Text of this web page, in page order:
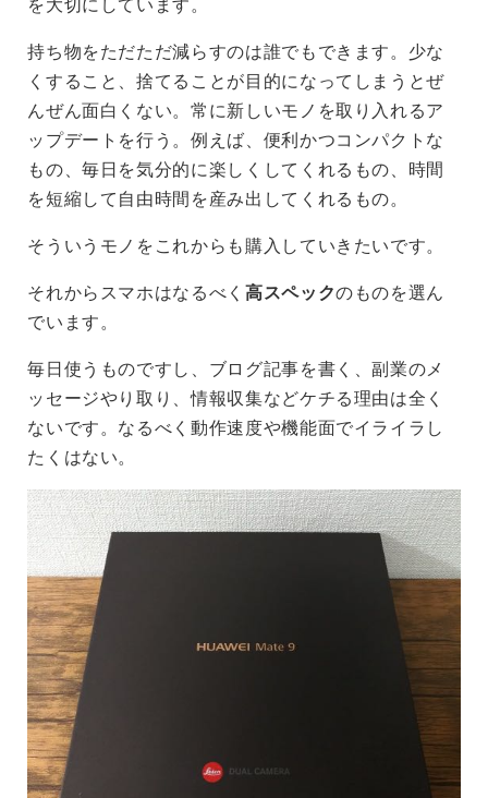
を大切にしています。
持ち物をただただ減らすのは誰でもできます。少な
くすること、捨てることが目的になってしまうとぜ
んぜん面白くない。常に新しいモノを取り入れるア
ップデートを行う。例えば、便利かつコンパクトな
もの、毎日を気分的に楽しくしてくれるもの、時間
を短縮して自由時間を産み出してくれるもの。
そういうモノをこれからも購入していきたいです。
それからスマホはなるべく 高スペックのものを選ん
でいます。
毎日使うものですし、ブログ記事を書く、副業のメ
ッセージやり取り、情報収集などケチる理由は全く
ないです。なるべく動作速度や機能面でイライラし
たくはない。